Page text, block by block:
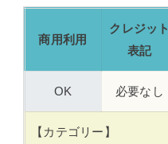
商用利用
クレジット
表記
OK 必要なし
【カテゴリー】